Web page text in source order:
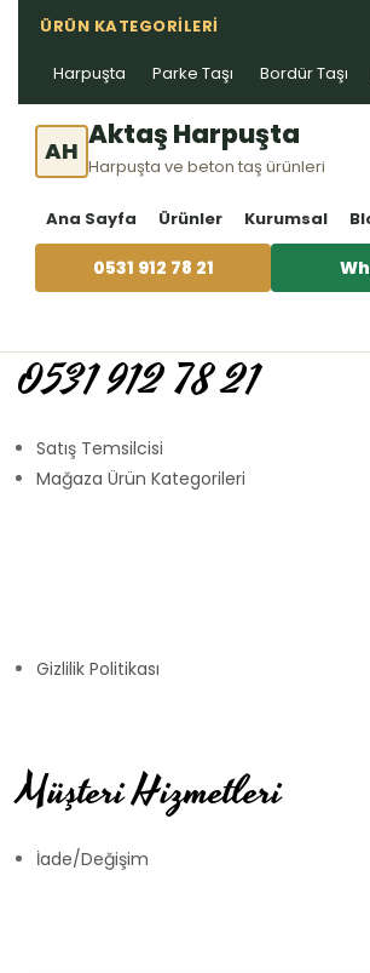
ÜRÜN KATEGORILERI
Harpuşta Parke Taşı Bordür Taşı
AH Aktaş Harpuşta
Harpuşta ve beton taş ürünleri
Ana Sayfa Ürünler Kurumsal
0531 912 78 21
0531 912 78 21
Satış Temsilcisi
Mağaza Ürün Kategorileri
Gizlilik Politikası
Müşteri Hizmetleri
İade/Değişim